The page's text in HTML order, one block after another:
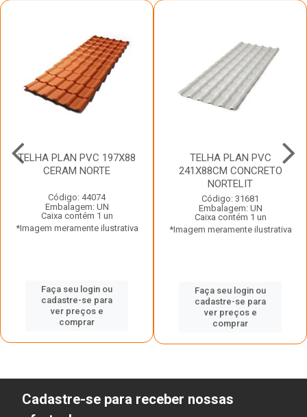
TELHA PLAN PVC 197X88
CERAM NORTE
Código: 44074
Embalagem: UN
Caixa contém 1 un
*Imagem meramente ilustrativa
Faça seu login ou
cadastre-se para
ver preços e
comprar
TELHA PLAN PVC
241X88CM CONCRETO
NORTELIT
Código: 31681
Embalagem: UN
Caixa contém 1 un
*Imagem meramente ilustrativa
Faça seu login ou
cadastre-se para
ver preços e
comprar
Cadastre-se para receber nossas